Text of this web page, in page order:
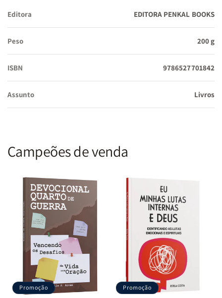
crianças sobre a importância de confiar em Deus em todas as
Cristo. A compreensão de que Deus está sempre no controle os
convidando-as a cultivar uma comunicação próxima com Deus
desde cedo. Como um guia espiritual, Tia Bika proporciona um
perguntas e fortalecer seu relacionamento com o Pai.
Preparo Espiritual para Vencer Batalhas da Vida: As crianças
também enfrentam desafios em seu cotidiano, e o manual as
ensina a buscar forças na Palavra e a confiar nas promessas de
Deus. Cada lição é uma oportunidade para que os pequenos
entendam que, assim como nas histórias do Apocalipse, Deus é a
luz que vence todas as trevas.
Editora EDITORA PENKAL BOOKS
Peso 200 g
ISBN 9786527701842
Assunto Livros
Campeões de venda
Promoção Promoção